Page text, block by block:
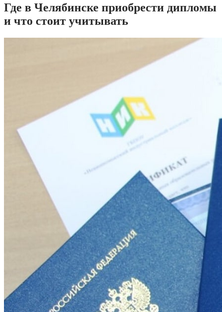
Где в Челябинске приобрести дипломы
и что стоит учитывать